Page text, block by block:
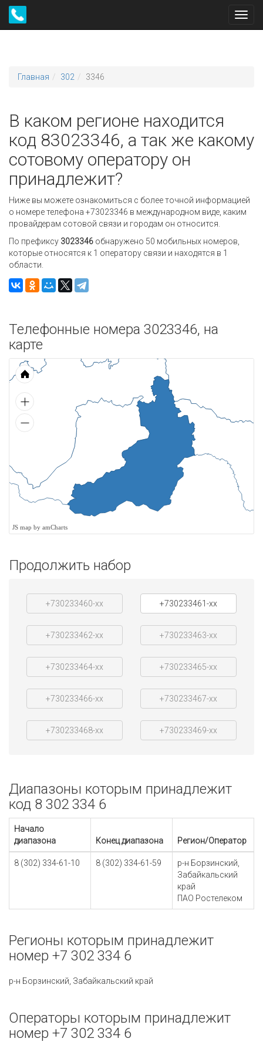
Главная 302 3346
В каком регионе находится
код 83023346, а так же какому
сотовому оператору он
принадлежит?
Ниже вы можете ознакомиться с более точной информацией
о номере телефона +73023346 в международном виде, каким
провайдерам сотовой связи и городам он относится.
По префиксу 3023346 обнаружено 50 мобильных номеров,
которые относятся к 1 оператору связи и находятся в 1
области.
Телефонные номера 3023346, на
карте
JS map by amCharts
Продолжить набор
+730233460-xx +730233461-xx
+730233462-xx +730233463-xx
+730233464-xx +730233465-xx
+730233466-xx +730233467-xx
+730233468-xx +730233469-xx
Диапазоны которым принадлежит
код 8 302 334 6
Начало
диапазона
Конец диапазона Регион/Оператор
8 (302) 334-61-10 8 (302) 334-61-59
р-н Борзинский,
Забайкальский
край
ПАО Ростелеком
Регионы которым принадлежит
номер +7 302 334 6
р-н Борзинский, Забайкальский край
Операторы которым принадлежит
номер +7 302 334 6